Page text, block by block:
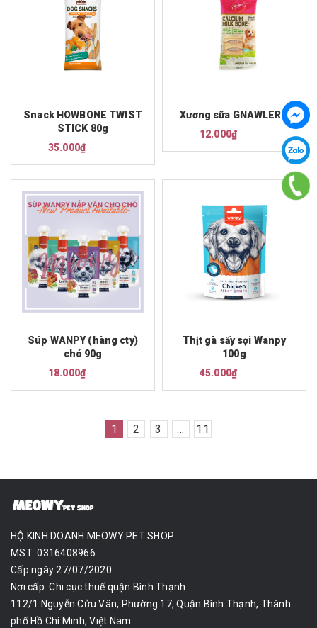
Snack HOWBONE TWIST
STICK 80g
35.000₫
Xương sữa GNAWLERS
12.000₫
Súp WANPY (hàng cty)
chó 90g
18.000₫
Thịt gà sấy sợi Wanpy
100g
45.000₫
1 2 3 ... 11
HỘ KINH DOANH MEOWY PET SHOP
MST: 0316408966
Cấp ngày 27/07/2020
Nơi cấp: Chi cục thuế quận Bình Thạnh
112/1 Nguyễn Cửu Vân, Phường 17, Quận Bình Thạnh, Thành
phố Hồ Chí Minh, Việt Nam